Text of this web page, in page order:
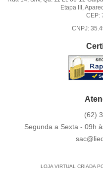
Etapa III,
CEP:
CNPJ:
(62)
Segunda a Sexta - 09h
LOJA VIRTUAL CRIADA